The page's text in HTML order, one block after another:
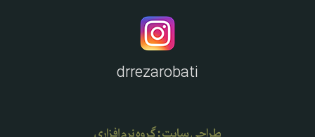
drrezarobati